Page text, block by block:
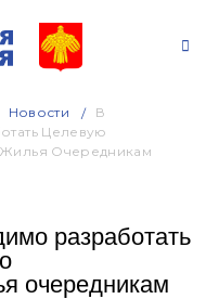
Новости
В
Целевую
Очередникам
разработать
очередникам